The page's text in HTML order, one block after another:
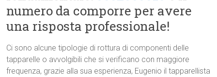
numero da comporre per avere
una risposta professionale!
Ci sono alcune tipologie di rottura di componenti delle
tapparelle o avvolgibili che si verificano con maggiore
frequenza, grazie alla sua esperienza, Eugenio il tapparellista